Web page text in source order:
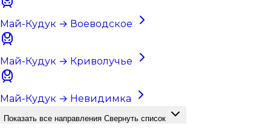
Май-Кудук → Воеводское
Май-Кудук → Криволучье
Май-Кудук → Невидимка
Показать все направления Свернуть список